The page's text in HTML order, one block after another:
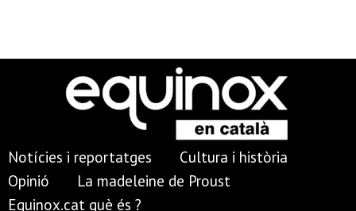
Notícies i reportatges
Cultura i història
Opinió
La madeleine de Proust
Equinox.cat què és ?